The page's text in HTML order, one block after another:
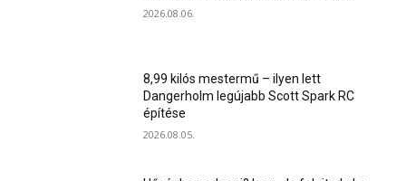
2026.08.06.
8,99 kilós mestermű – ilyen lett
Dangerholm legújabb Scott Spark RC
építése
2026.08.05.